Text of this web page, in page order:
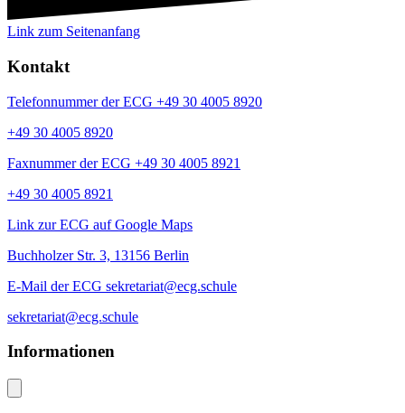
Link zum Seitenanfang
Kontakt
Telefonnummer der ECG +49 30 4005 8920
+49 30 4005 8920
Faxnummer der ECG +49 30 4005 8921
+49 30 4005 8921
Link zur ECG auf Google Maps
Buchholzer Str. 3, 13156 Berlin
E-Mail der ECG sekretariat@ecg.schule
sekretariat@ecg.schule
Informationen